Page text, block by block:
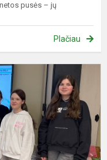
pusės – jų
Plačiau